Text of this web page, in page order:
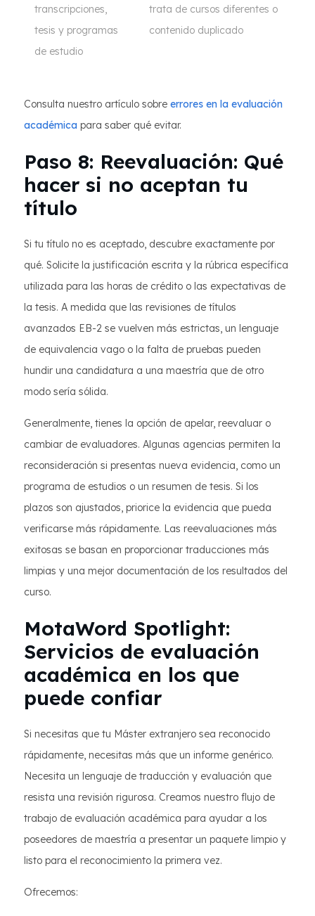
transcripciones,
tesis y programas
de estudio
trata de cursos diferentes o
contenido duplicado
Consulta nuestro artículo sobre errores en la evaluación
académica para saber qué evitar.
Paso 8: Reevaluación: Qué
hacer si no aceptan tu
título
Si tu título no es aceptado, descubre exactamente por
qué. Solicite la justificación escrita y la rúbrica específica
utilizada para las horas de crédito o las expectativas de
la tesis. A medida que las revisiones de títulos
avanzados EB-2 se vuelven más estrictas, un lenguaje
de equivalencia vago o la falta de pruebas pueden
hundir una candidatura a una maestría que de otro
modo sería sólida.
Generalmente, tienes la opción de apelar, reevaluar o
cambiar de evaluadores. Algunas agencias permiten la
reconsideración si presentas nueva evidencia, como un
programa de estudios o un resumen de tesis. Si los
plazos son ajustados, priorice la evidencia que pueda
verificarse más rápidamente. Las reevaluaciones más
exitosas se basan en proporcionar traducciones más
limpias y una mejor documentación de los resultados del
curso.
MotaWord Spotlight:
Servicios de evaluación
académica en los que
puede confiar
Si necesitas que tu Máster extranjero sea reconocido
rápidamente, necesitas más que un informe genérico.
Necesita un lenguaje de traducción y evaluación que
resista una revisión rigurosa. Creamos nuestro flujo de
trabajo de evaluación académica para ayudar a los
poseedores de maestría a presentar un paquete limpio y
listo para el reconocimiento la primera vez.
Ofrecemos: